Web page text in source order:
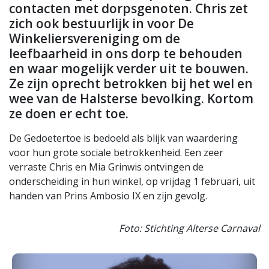
contacten met dorpsgenoten. Chris zet
zich ook bestuurlijk in voor De
Winkeliersvereniging om de
leefbaarheid in ons dorp te behouden
en waar mogelijk verder uit te bouwen.
Ze zijn oprecht betrokken bij het wel en
wee van de Halsterse bevolking. Kortom
ze doen er echt toe.
De Gedoetertoe is bedoeld als blijk van waardering
voor hun grote sociale betrokkenheid. Een zeer
verraste Chris en Mia Grinwis ontvingen de
onderscheiding in hun winkel, op vrijdag 1 februari, uit
handen van Prins Ambosio IX en zijn gevolg.
Foto: Stichting Alterse Carnaval